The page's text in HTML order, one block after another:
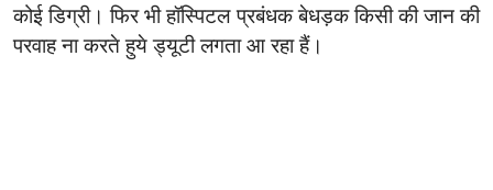
कोई डिग्री। फिर भी हॉस्पिटल प्रबंधक बेधड़क किसी की जान की
परवाह ना करते हुये ड्यूटी लगता आ रहा हैं।